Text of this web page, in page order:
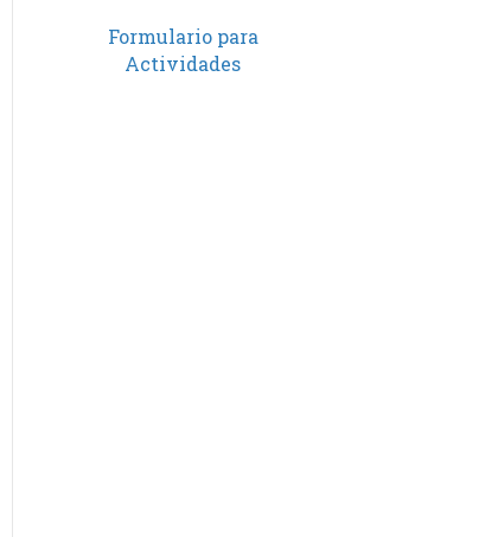
Formulario para
Actividades